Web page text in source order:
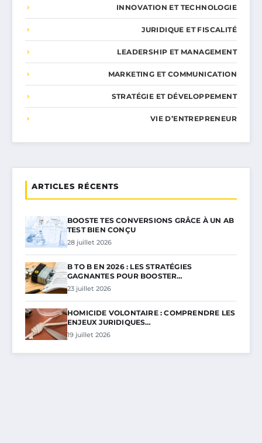
INNOVATION ET TECHNOLOGIE
JURIDIQUE ET FISCALITÉ
LEADERSHIP ET MANAGEMENT
MARKETING ET COMMUNICATION
STRATÉGIE ET DÉVELOPPEMENT
VIE D’ENTREPRENEUR
ARTICLES RÉCENTS
BOOSTE TES CONVERSIONS GRÂCE À UN AB
TEST BIEN CONÇU
28 juillet 2026
B TO B EN 2026 : LES STRATÉGIES
GAGNANTES POUR BOOSTER…
23 juillet 2026
HOMICIDE VOLONTAIRE : COMPRENDRE LES
ENJEUX JURIDIQUES…
19 juillet 2026